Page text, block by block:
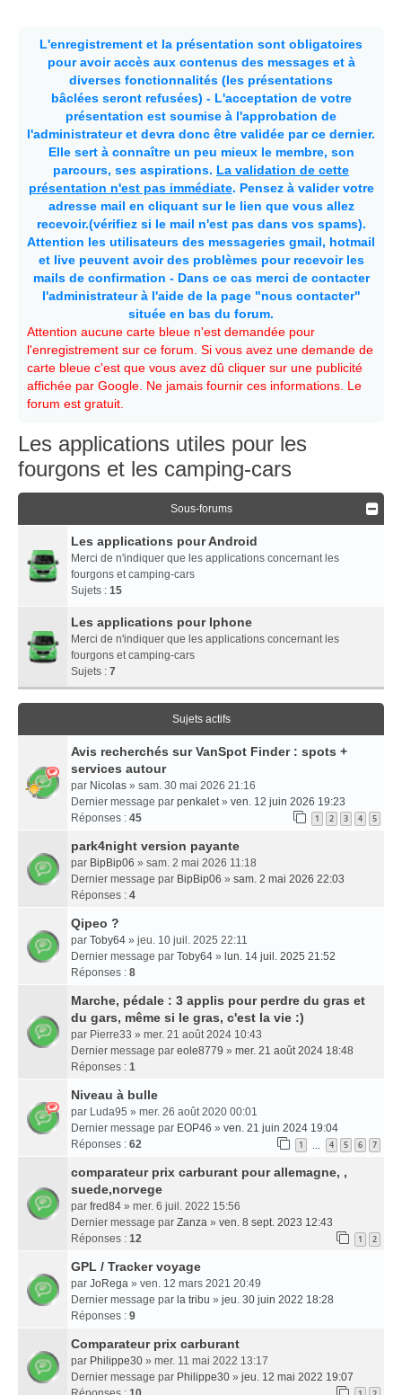
L'enregistrement et la présentation sont obligatoires
pour avoir accès aux contenus des messages et à
diverses fonctionnalités (les présentations
bâclées seront refusées) - L'acceptation de votre
présentation est soumise à l'approbation de
l'administrateur et devra donc être validée par ce dernier.
Elle sert à connaître un peu mieux le membre, son
parcours, ses aspirations. La validation de cette
présentation n'est pas immédiate. Pensez à valider votre
adresse mail en cliquant sur le lien que vous allez
recevoir.(vérifiez si le mail n'est pas dans vos spams).
Attention les utilisateurs des messageries gmail, hotmail
et live peuvent avoir des problèmes pour recevoir les
mails de confirmation - Dans ce cas merci de contacter
l'administrateur à l'aide de la page "nous contacter"
située en bas du forum.
Attention aucune carte bleue n'est demandée pour
l'enregistrement sur ce forum. Si vous avez une demande de
carte bleue c'est que vous avez dû cliquer sur une publicité
affichée par Google. Ne jamais fournir ces informations. Le
forum est gratuit.
Les applications utiles pour les
fourgons et les camping-cars
Sous-forums
Les applications pour Android
Merci de n'indiquer que les applications concernant les
fourgons et camping-cars
Sujets : 15
Les applications pour Iphone
Merci de n'indiquer que les applications concernant les
fourgons et camping-cars
Sujets : 7
Sujets actifs
Avis recherchés sur VanSpot Finder : spots +
services autour
par Nicolas » sam. 30 mai 2026 21:16
Dernier message par penkalet» ven. 12 juin 2026 19:23
Réponses : 45 1 2 3 4 5
park4night version payante
par BipBip06 » sam. 2 mai 2026 11:18
Dernier message par BipBip06 » sam. 2 mai 2026 22:03
Réponses : 4
Qipeo ?
par Toby64 » jeu. 10 juil. 2025 22:11
Dernier message par Toby64 » lun. 14 juil. 2025 21:52
Réponses : 8
Marche, pédale : 3 applis pour perdre du gras et
du gars, même si le gras, c'est la vie :)
par Pierre33 » mer. 21 août 2024 10:43
Dernier message par eole8779 » mer. 21 août 2024 18:48
Réponses : 1
Niveau à bulle
par Luda95 » mer. 26 août 2020 00:01
Dernier message par EOP46 » ven. 21 juin 2024 19:04
Réponses : 62 1 4 5 6 7
comparateur prix carburant pour allemagne, ,
suede,norvege
par fred84 » mer. 6 juil. 2022 15:56
Dernier message par Zanza » ven. 8 sept. 2023 12:43
Réponses : 12 1 2
GPL / Tracker voyage
par JoRega » ven. 12 mars 2021 20:49
Dernier message par la tribu » jeu. 30 juin 2022 18:28
Réponses : 9
Comparateur prix carburant
par Philippe30 » mer. 11 mai 2022 13:17
Dernier message par Philippe30 » jeu. 12 mai 2022 19:07